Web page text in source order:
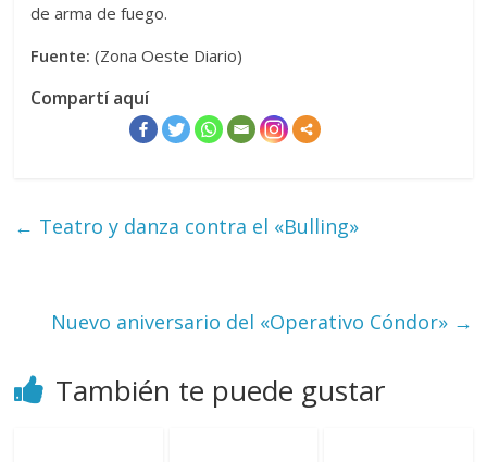
de arma de fuego.
Fuente: (Zona Oeste Diario)
Compartí aquí
← Teatro y danza contra el «Bulling»
Nuevo aniversario del «Operativo Cóndor» →
También te puede gustar